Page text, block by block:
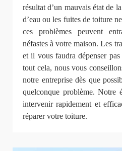
résultat d’un mauvais état de
d’eau ou les fuites de toiture
ces problèmes peuvent
néfastes à votre maison. Les
et il vous faudra dépenser
tout cela, nous vous
notre entreprise dès que
quelconque problème. Notre
intervenir rapidement et
réparer votre toiture.